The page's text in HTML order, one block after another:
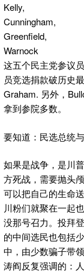
Kelly,
Cunningham,
Greenfield,
Warnock
这五个民主党参议
员竞选捐款破历史
Graham. 另外，
拿到参院多数。
要知道：民选总统
如果是战争，是川
方死战，需要抛头
可以把自己的生命
川粉们就聚在一起
没那号召力。投拜
的中间选民也包括
中，由少数骗子带
涛阎反复强调的：